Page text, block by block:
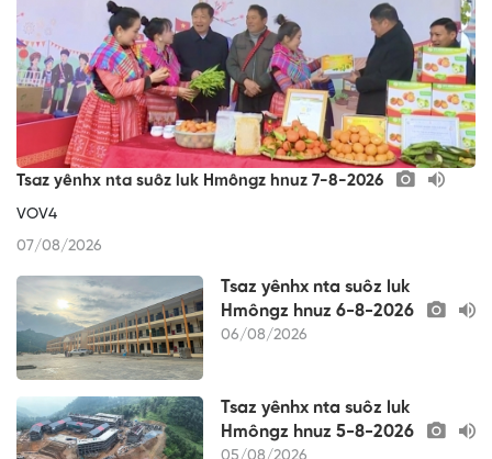
Tsaz yênhx nta suôz luk Hmôngz hnuz 7-8-2026
VOV4
07/08/2026
Tsaz yênhx nta suôz luk
Hmôngz hnuz 6-8-2026
06/08/2026
Tsaz yênhx nta suôz luk
Hmôngz hnuz 5-8-2026